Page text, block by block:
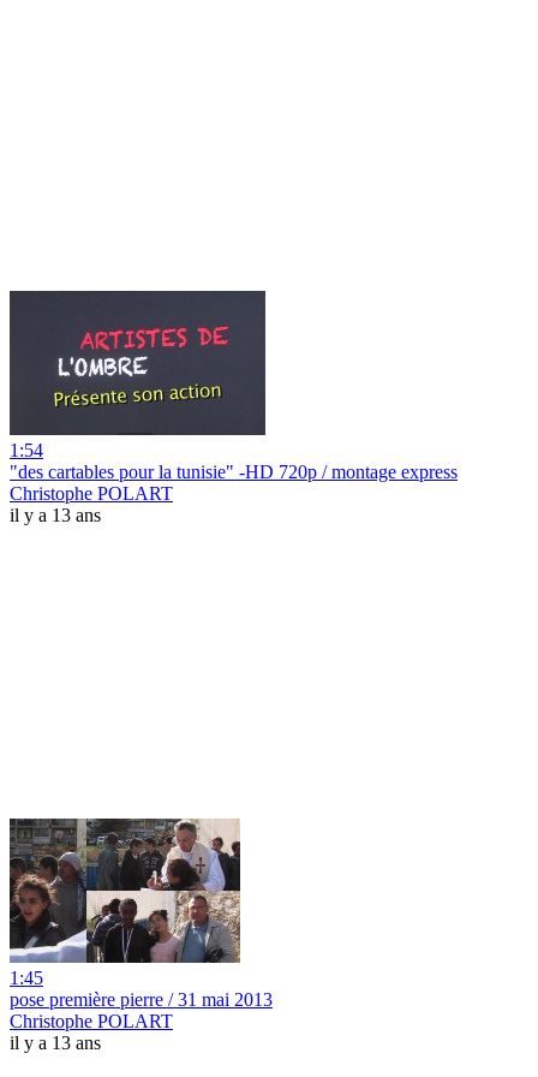
1:54
"des cartables pour la tunisie" -HD 720p / montage express
Christophe POLART
il y a 13 ans
1:45
pose première pierre / 31 mai 2013
Christophe POLART
il y a 13 ans